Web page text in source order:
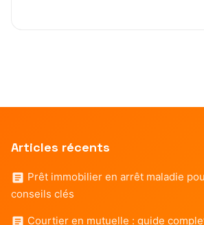
Articles récents
Prêt immobilier en arrêt maladie
conseils clés
Courtier en mutuelle : guide